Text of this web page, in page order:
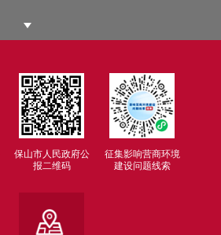
保山市人民政府公
报二维码
征集影响营商环境
建设问题线索